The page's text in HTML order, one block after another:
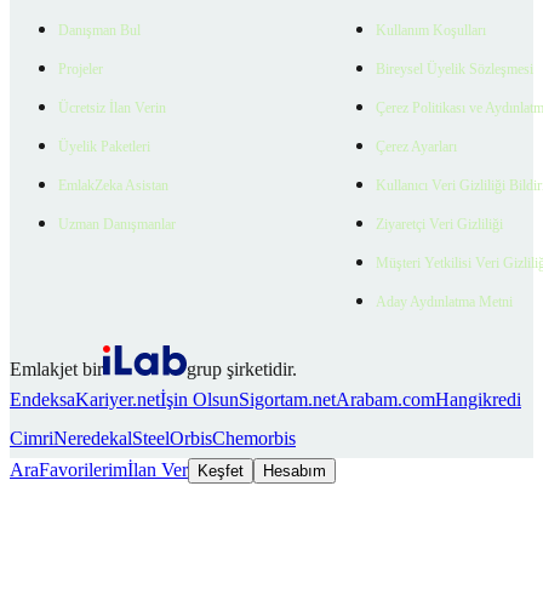
Danışman Bul
Projeler
Ücretsiz İlan Verin
Üyelik Paketleri
EmlakZeka Asistan
Uzman Danışmanlar
Kullanım Koşulları
Bireysel Üyelik Sözleşmesi
Çerez Politikası ve
Çerez Ayarları
Kullanıcı Veri Gizliliği
Ziyaretçi Veri Gizliliği
Müşteri Yetkilisi Veri
Aday Aydınlatma Metni
Emlakjet bir
grup şirketidir.
EndeksaKariyer.netİşin OlsunSigortam.netArabam.comHangikredi
CimriNeredekalSteelOrbisChemorbis
AraFavorilerimİlan Ver Keşfet Hesabım